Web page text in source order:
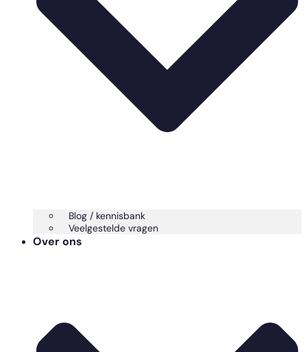
Blog / kennisbank
Veelgestelde vragen
Over ons